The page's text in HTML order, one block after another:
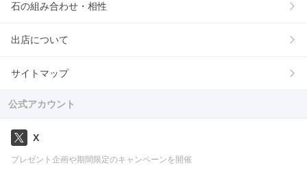
石の組み合わせ・相性
出店について
サイトマップ
公式アカウント
X
プレゼント企画や期間限定のキャンペーンを開催